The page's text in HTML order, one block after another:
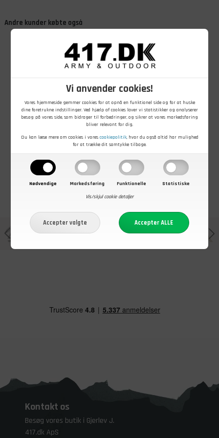
Vi anvender cookies!
Vores hjemmeside gemmer cookies for at opnå en funktionel side og for at huske
dine foretrukne indstillinger. Ved hjælp af cookies laver vi statistikker og analyserer
besøg på vores side, som bidrager til forbedringer, og sikrer at vores markedsføring
bliver relevant for dig.
Du kan læse mere om cookies i vores cookiepolitik, hvor du også altid har mulighed
for at trække dit samtykke tilbage.
Nødvendige Markedsføring Funktionelle
Statistiske
Vis/skjul cookie detaljer
Andre kunder købte også
149,00DKK
Armystar T-
299,00DKK
Bushcamp
Militær
Tactical Camo
På lager - Køb nu
129,00DKK
Baseball cap
Woodland
Kontakt os
Besøg vores butik i Gjerlev J.
417.dk ApS